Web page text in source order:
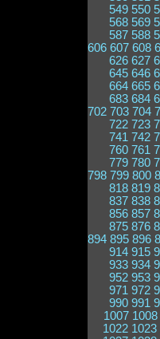
549 550
568 569
587 588
606 607 608
626 627
645 646
664 665
683 684
702 703 704
722 723
741 742
760 761
779 780
798 799 800
818 819
837 838
856 857
875 876
894 895 896
914 915
933 934
952 953
971 972
990 991
1007 1008
1022 1023